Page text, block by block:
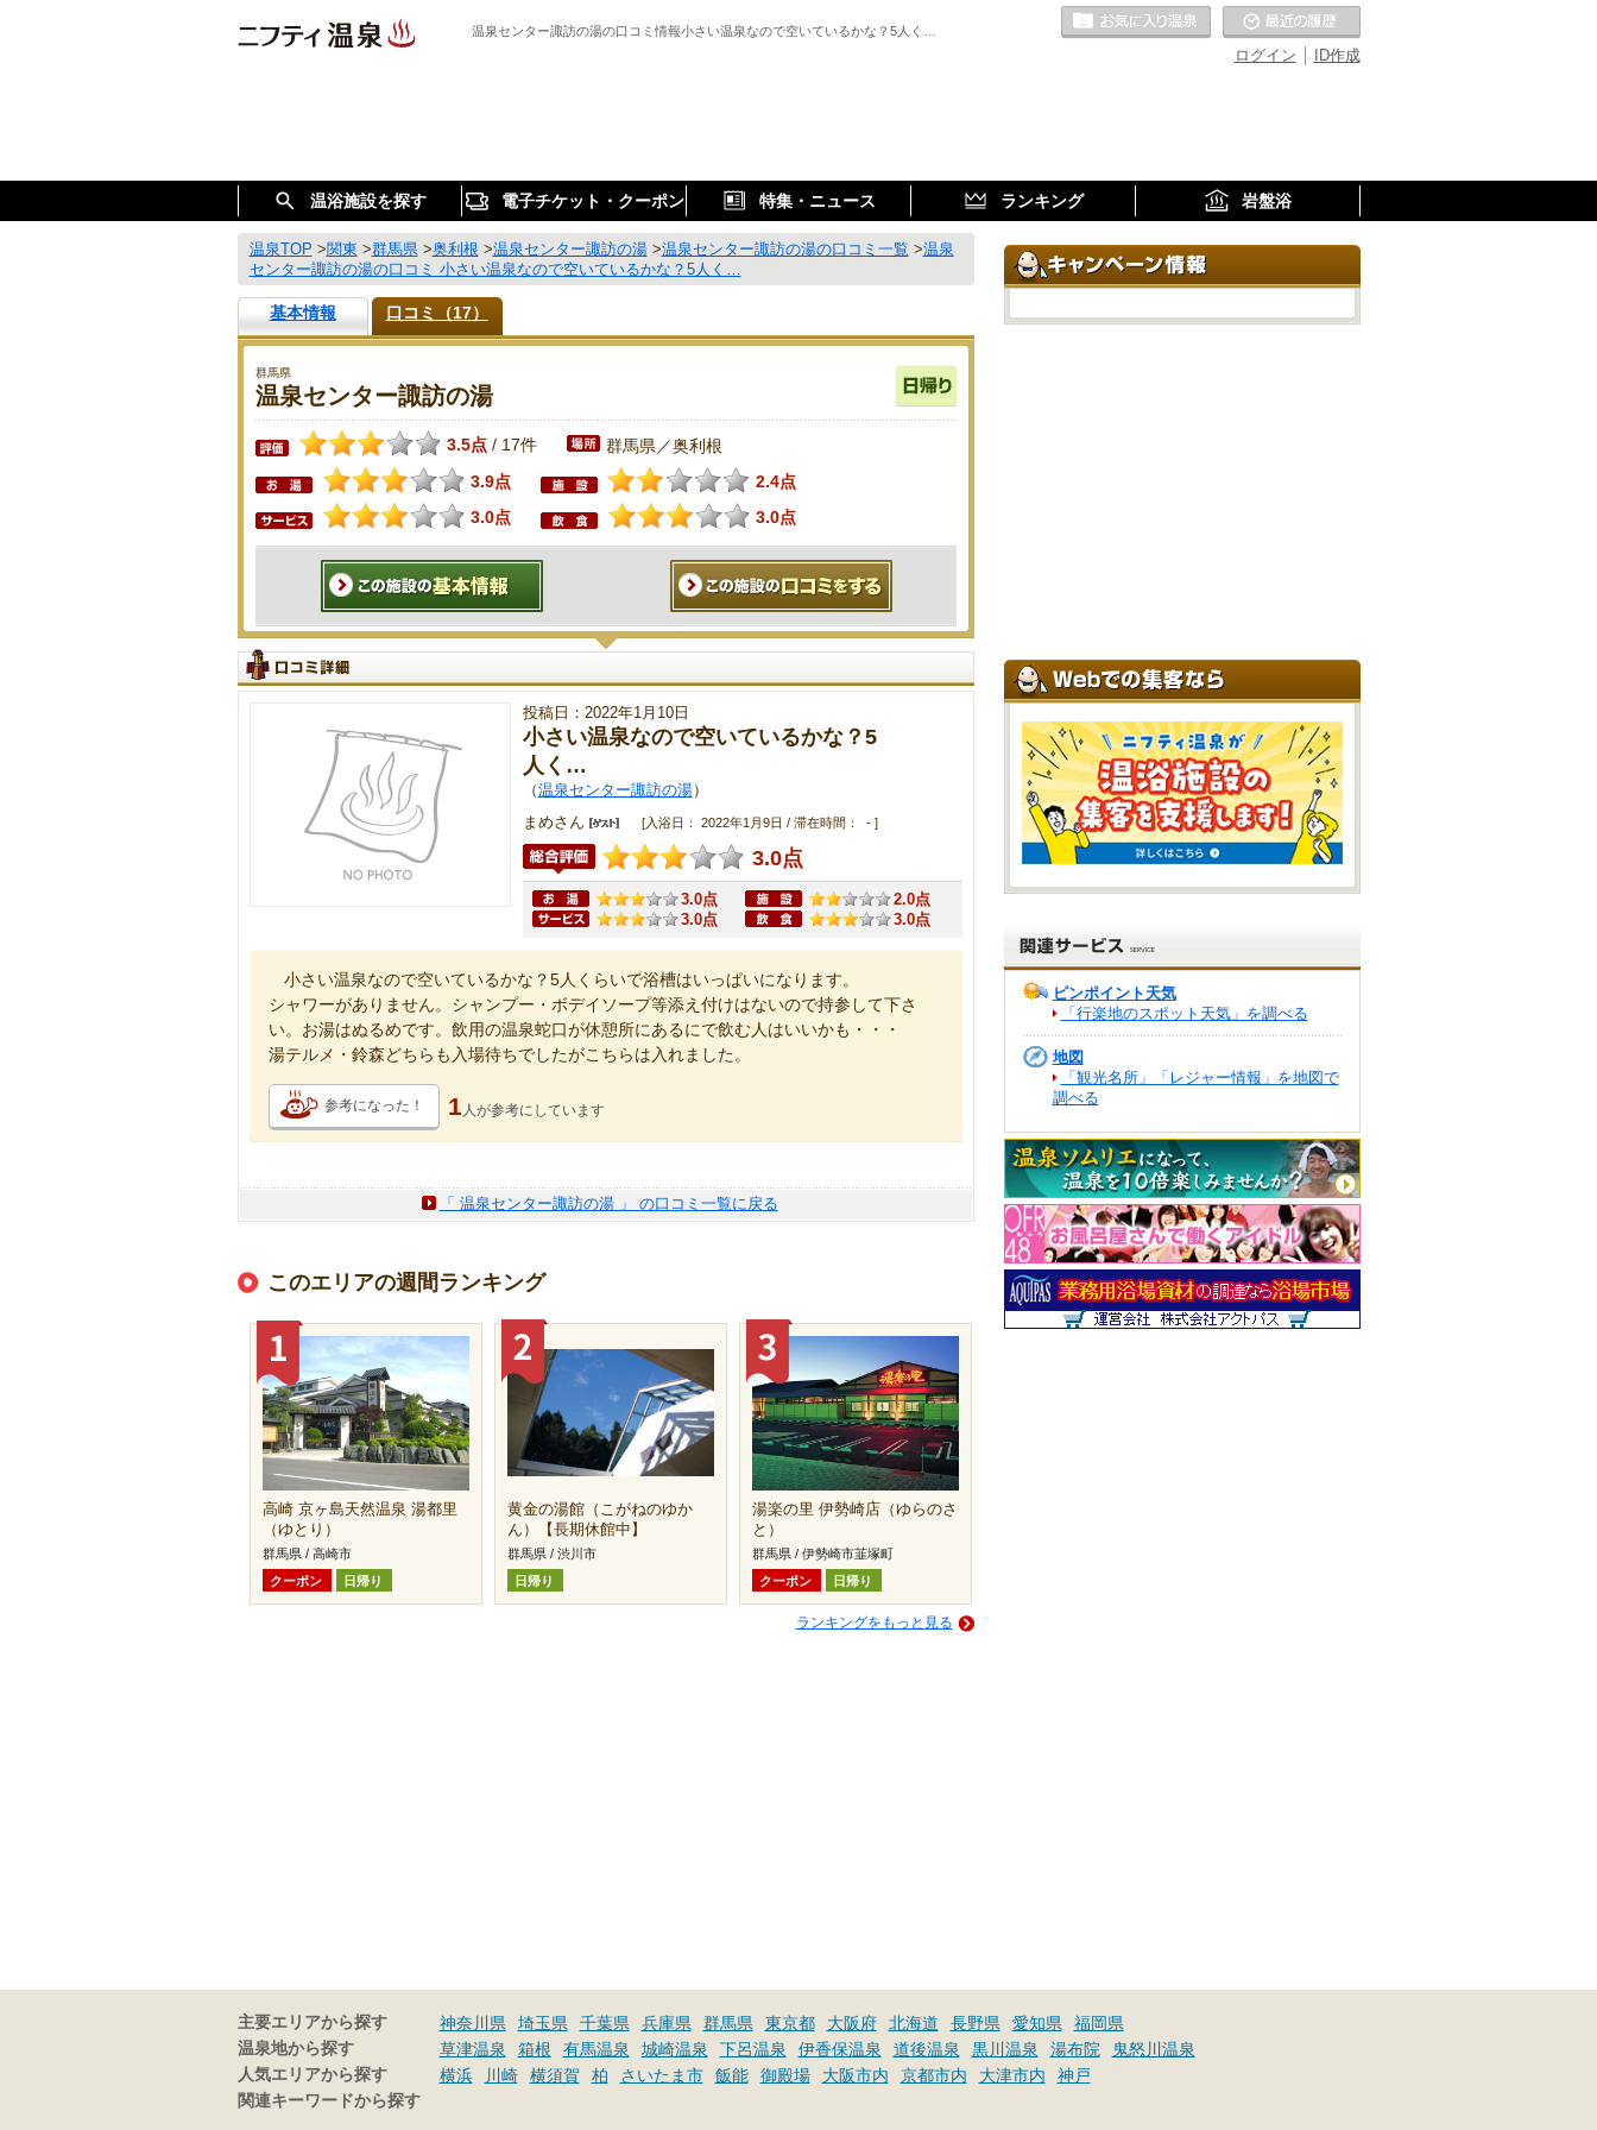
温泉センター諏訪の湯の口コミ情報小さい温泉なので空いているかな？5人く…
ID作成
ログイン
お気に入りの温泉
温浴施設を探す 電子チケット・クーポン 特集・ニュース ランキング 岩盤浴
温泉TOP >関東 >群馬県>奥利根 >温泉センター諏訪の湯>温泉センター諏訪の湯の口コミ一覧 >温泉
センター諏訪の湯の口コミ 小さい温泉なので空いているかな？5人く…
基本情報 口コミ（17）
群馬県
温泉センター諏訪の湯
3.5点 / 17件 群馬県／奥利根
3.9点
2.4点
3.0点
3.0点
投稿日：2022年1月10日
小さい温泉なので空いているかな？5
人く…
（温泉センター諏訪の湯）
まめさん
[入浴日： 2022年1月9日 / 滞在時間： - ]
3.0点
3.0点
2.0点
3.0点
3.0点
小さい温泉なので空いているかな？5人くらいで浴槽はいっぱいになります。
シャワーがありません。シャンプー・ボデイソープ等添え付けはないので持参して下さ
い。お湯はぬるめです。飲用の温泉蛇口が休憩所にあるにで飲む人はいいかも・・・
湯テルメ・鈴森どちらも入場待ちでしたがこちらは入れました。
参考になった！ 1 人が参考にしています
「 温泉センター諏訪の湯 」 の口コミ一覧に戻る
このエリアの週間ランキング
高崎 京ヶ島天然温泉 湯都里
（ゆとり）
群馬県 / 高崎市
クーポン
日帰り
黄金の湯館（こがねのゆか
ん）【長期休館中】
群馬県 / 渋川市
日帰り
湯楽の里 伊勢崎店（ゆらのさ
と）
群馬県 / 伊勢崎市韮塚町
クーポン
日帰り
ランキングをもっと見る
ピンポイント天気
「行楽地のスポット天気」を調べる
地図
「観光名所」「レジャー情報」を地図で
調べる
主要エリアから探す 神奈川県 埼玉県 千葉県 兵庫県 群馬県 東京都 大阪府 北海道 長野県 愛知県 福岡県
温泉地から探す 草津温泉 箱根 有馬温泉 城崎温泉 下呂温泉 伊香保温泉 道後温泉 黒川温泉 湯布院 鬼怒川温泉
人気エリアから探す 横浜 川崎 横須賀 柏 さいたま市 飯能 御殿場 大阪市内 京都市内 大津市内 神戸
関連キーワードから探す